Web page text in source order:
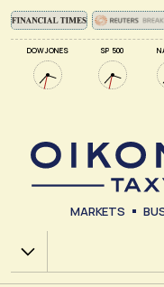
DOW JONES SP 500
MARKETS
Χ.Α.